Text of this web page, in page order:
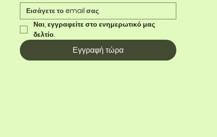
Ναι, εγγραφείτε στο ενημερωτικό μας
δελτίο.
Εγγραφή τώρα